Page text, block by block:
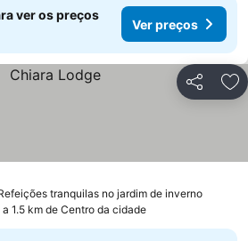
ver os preços
Ver preços
Partilhar
tranquilas no jardim de inverno
a 1.5 km de Centro da cidade